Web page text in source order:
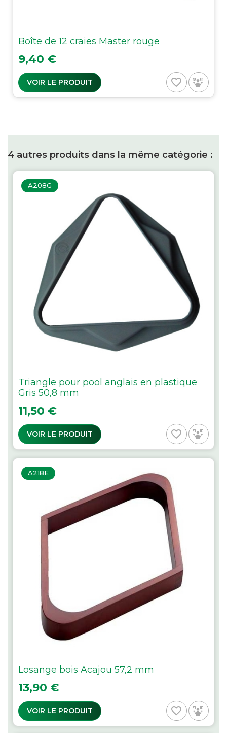
Boîte de 12 craies Master rouge
Prix
9,40 €
VOIR LE PRODUIT favorite_border
4 autres produits dans la même catégorie :
A208G
Triangle pour pool anglais en plastique
Gris 50,8 mm
Prix
11,50 €
VOIR LE PRODUIT favorite_border
A218E
Losange bois Acajou 57,2 mm
Prix
13,90 €
VOIR LE PRODUIT favorite_border